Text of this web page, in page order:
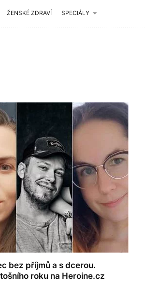
ŽENSKÉ ZDRAVÍ SPECIÁLY
bez příjmů a s dcerou.
roku na Heroine.cz
8